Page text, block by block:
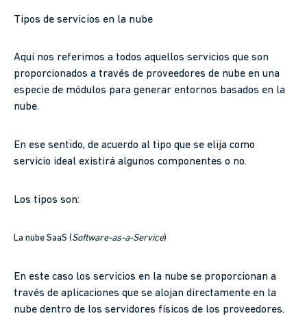
Tipos de servicios en la nube
Aquí nos referimos a todos aquellos servicios que son
proporcionados a través de proveedores de nube en una
especie de módulos para generar entornos basados en la
nube.
En ese sentido, de acuerdo al tipo que se elija como
servicio ideal existirá algunos componentes o no.
Los tipos son:
La nube SaaS (Software-as-a-Service)
En este caso los servicios en la nube se proporcionan a
través de aplicaciones que se alojan directamente en la
nube dentro de los servidores físicos de los proveedores.